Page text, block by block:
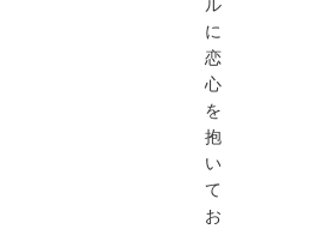
に
恋
心
を
抱
い
て
お